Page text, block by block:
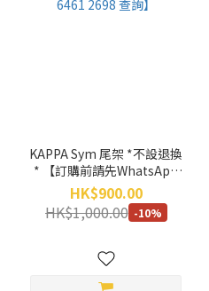
KAPPA Sym 尾架 *不設退換
* 【訂購前請先WhatsApp
(852) 6461 2698 查詢】
HK$900.00
HK$1,000.00 -10%